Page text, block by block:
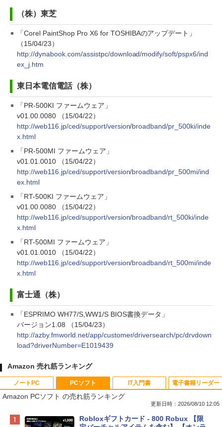
（株）東芝
「Corel PaintShop Pro X6 for TOSHIBAのアップデート」
（15/04/23）
http://dynabook.com/assistpc/download/modify/soft/pspx6/ind
ex_j.htm
東日本電信電話（株）
「PR-500KI ファームウェア」
v01.00.0080 （15/04/22）
http://web116.jp/ced/support/version/broadband/pr_500ki/inde
x.html
「PR-500MI ファームウェア」
v01.01.0010 （15/04/22）
http://web116.jp/ced/support/version/broadband/pr_500mi/ind
ex.html
「RT-500KI ファームウェア」
v01.00.0080 （15/04/22）
http://web116.jp/ced/support/version/broadband/rt_500ki/inde
x.html
「RT-500MI ファームウェア」
v01.01.0010 （15/04/22）
http://web116.jp/ced/support/version/broadband/rt_500mi/inde
x.html
富士通（株）
「ESPRIMO WH77/S,WW1/S BIOS書換データ」
バージョン1.08 （15/04/23）
http://azby.fmworld.net/app/customer/driversearch/pc/drvdown
load?driverNumber=E1019439
Amazon 売れ筋ランキング
ノートPC
Apple 2026 MacBook Neo A18 Proチッ
PCソフト
Amazon PCソフト の売れ筋ランキング
更新日時：2026/08/10 12:05
Robloxギフトカード - 800 Robux 【限
IT入門書 電子書籍リーダー